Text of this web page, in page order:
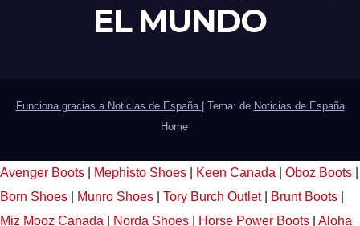
EL MUNDO
Funciona gracias a Noticias de España Tema: de Noticias de España
Home
Avenger Boots Mephisto Shoes Keen Canada Oboz Boots
Born Shoes
Munro Shoes Tory Burch Outlet Brunt Boots
Miz Mooz Canada
Norda Shoes Horse Power Boots Aloha